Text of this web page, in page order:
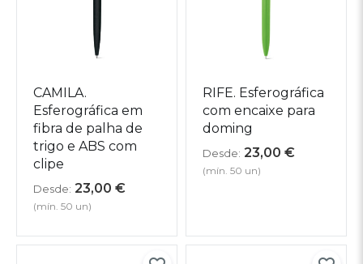
CAMILA.
Esferográfica em
fibra de palha de
trigo e ABS com
clipe
Desde: 23,00 €
(mín. 50 un)
RIFE. Esferográfica
com encaixe para
doming
Desde: 23,00 €
(mín. 50 un)